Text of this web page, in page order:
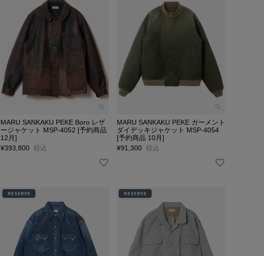
MARU SANKAKU PEKE Boro レザ
ージャケット MSP-4052 [予約商品
12月]
¥393,800 税込
MARU SANKAKU PEKE ガーメント
ダイデッキジャケット MSP-4054
[予約商品 10月]
¥91,300 税込